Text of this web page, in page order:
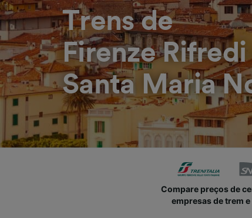
Trens de
Firenze
Santa Maria
Compare preços de
empresas de trem